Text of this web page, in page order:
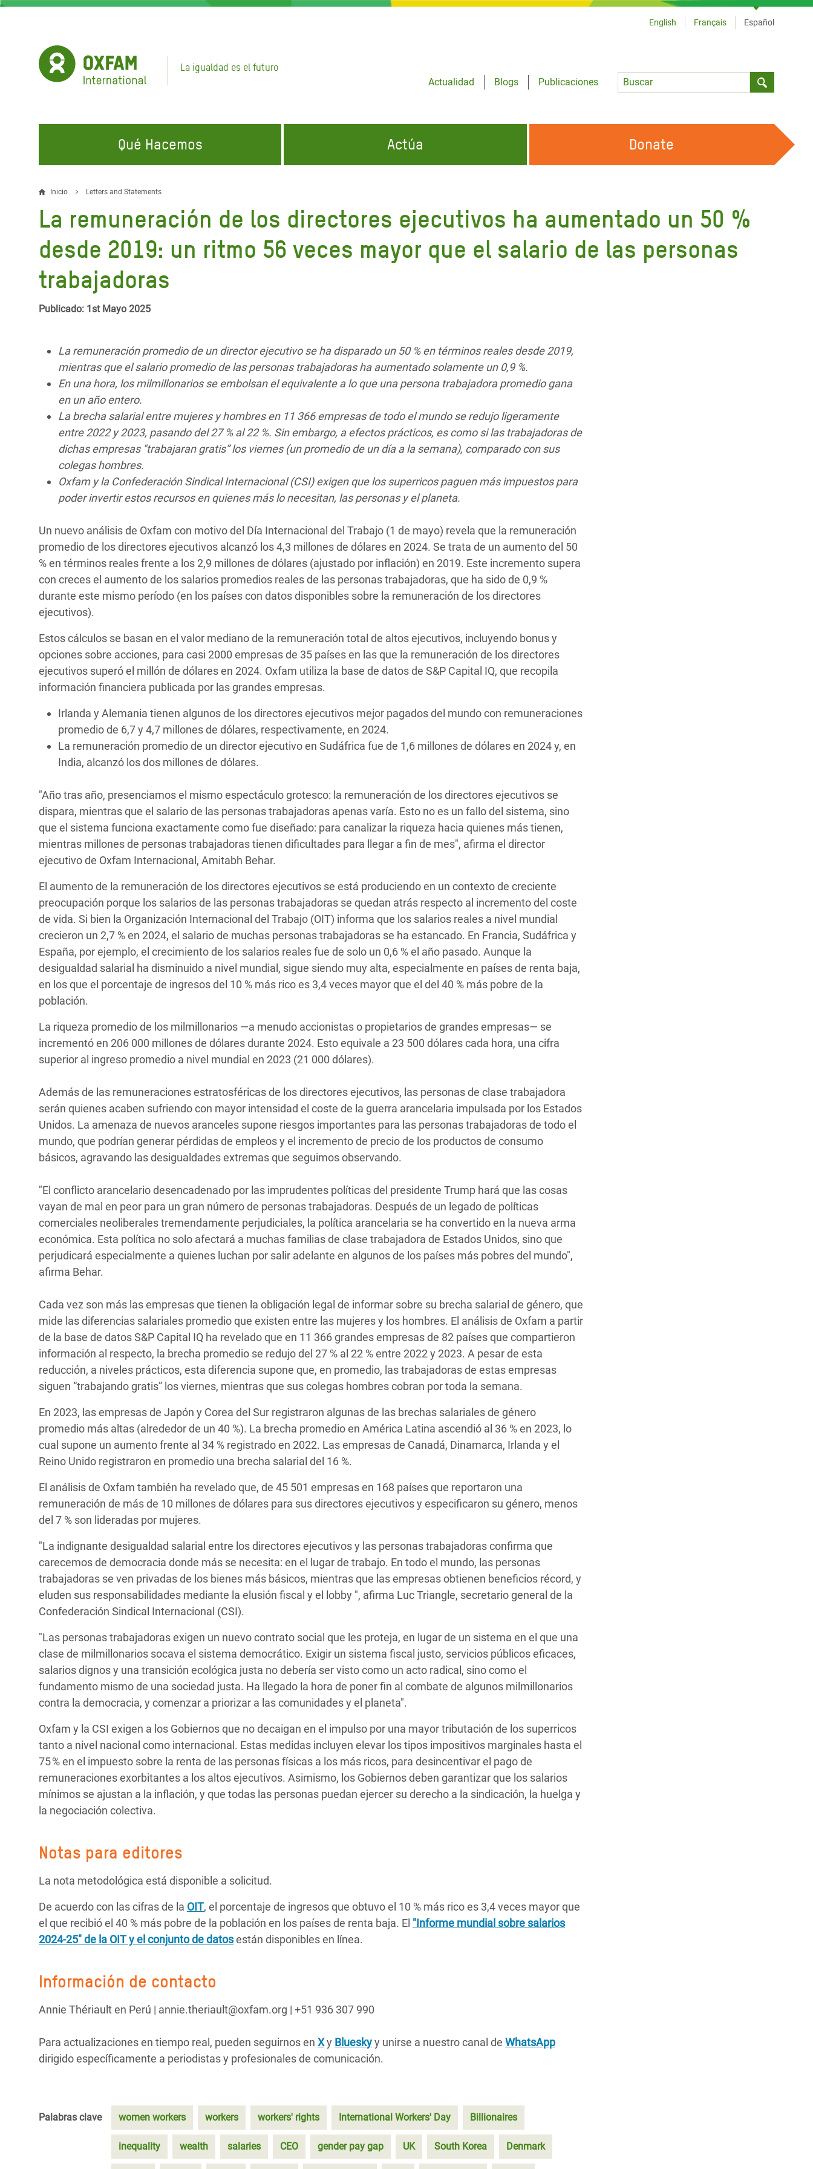
Pasar
La igualdad es el futuro
Actualidad
Blogs
Publicaciones
Language
English Français Español
Qué Hacemos
EN QUÉ TRABAJAMOS
Agua y Servicios de
Saneamiento
Alimentación, Crisis Climática,
y Recursos Naturales
Inequality and Rights in a
Digital Age
Gender, Rights, and Justice
Gaza Crisis Appeal
Llamamiento por la Crisis en
Líbano
Crisis de Refugiados Rohinyá
en Bangladesh
Crisis en Siria
Crisis en Yemen
CONÓCENOS
Actúa
ÚNETE A NUESTRAS CAMPAÑAS
Climate Justice
Hands Off Our Spaces
#ActuaPorElClima
Erradiquemos el Sufrimiento Humano que
¡Basta! Acabemos con las violencias contra
mujeres y niñas
HAZ VOLUNTARIADO
Donate
enlaces
de
ayuda
a
navegación
Inicio Letters and Statements
La remuneración de los directores ejecutivos ha aumentado un 50 %
desde 2019: un ritmo 56 veces mayor que el salario de las personas
trabajadoras
Publicado: 1st Mayo 2025
La remuneración promedio de un director ejecutivo se ha disparado un 50 % en términos reales desde 2019,
mientras que el salario promedio de las personas trabajadoras ha aumentado solamente un 0,9 %.
En una hora, los milmillonarios se embolsan el equivalente a lo que una persona trabajadora promedio gana
en un año entero.
La brecha salarial entre mujeres y hombres en 11 366 empresas de todo el mundo se redujo ligeramente
entre 2022 y 2023, pasando del 27 % al 22 %. Sin embargo, a efectos prácticos, es como si las trabajadoras de
dichas empresas "trabajaran gratis” los viernes (un promedio de un día a la semana), comparado con sus
colegas hombres.
Oxfam y la Confederación Sindical Internacional (CSI) exigen que los superricos paguen más impuestos para
poder invertir estos recursos en quienes más lo necesitan, las personas y el planeta.
Un nuevo análisis de Oxfam con motivo del Día Internacional del Trabajo (1 de mayo) revela que la remuneración
promedio de los directores ejecutivos alcanzó los 4,3 millones de dólares en 2024. Se trata de un aumento del 50
% en términos reales frente a los 2,9 millones de dólares (ajustado por inflación) en 2019. Este incremento supera
con creces el aumento de los salarios promedios reales de las personas trabajadoras, que ha sido de 0,9 %
durante este mismo período (en los países con datos disponibles sobre la remuneración de los directores
ejecutivos).
Estos cálculos se basan en el valor mediano de la remuneración total de altos ejecutivos, incluyendo bonus y
opciones sobre acciones, para casi 2000 empresas de 35 países en las que la remuneración de los directores
ejecutivos superó el millón de dólares en 2024. Oxfam utiliza la base de datos de S&P Capital IQ, que recopila
información financiera publicada por las grandes empresas.
Irlanda y Alemania tienen algunos de los directores ejecutivos mejor pagados del mundo con remuneraciones
promedio de 6,7 y 4,7 millones de dólares, respectivamente, en 2024.
La remuneración promedio de un director ejecutivo en Sudáfrica fue de 1,6 millones de dólares en 2024 y, en
India, alcanzó los dos millones de dólares.
"Año tras año, presenciamos el mismo espectáculo grotesco: la remuneración de los directores ejecutivos se
dispara, mientras que el salario de las personas trabajadoras apenas varía. Esto no es un fallo del sistema, sino
que el sistema funciona exactamente como fue diseñado: para canalizar la riqueza hacia quienes más tienen,
mientras millones de personas trabajadoras tienen dificultades para llegar a fin de mes", afirma el director
ejecutivo de Oxfam Internacional, Amitabh Behar.
El aumento de la remuneración de los directores ejecutivos se está produciendo en un contexto de creciente
preocupación porque los salarios de las personas trabajadoras se quedan atrás respecto al incremento del coste
de vida. Si bien la Organización Internacional del Trabajo (OIT) informa que los salarios reales a nivel mundial
crecieron un 2,7 % en 2024, el salario de muchas personas trabajadoras se ha estancado. En Francia, Sudáfrica y
España, por ejemplo, el crecimiento de los salarios reales fue de solo un 0,6 % el año pasado. Aunque la
desigualdad salarial ha disminuido a nivel mundial, sigue siendo muy alta, especialmente en países de renta baja,
en los que el porcentaje de ingresos del 10 % más rico es 3,4 veces mayor que el del 40 % más pobre de la
población.
La riqueza promedio de los milmillonarios —a menudo accionistas o propietarios de grandes empresas— se
incrementó en 206 000 millones de dólares durante 2024. Esto equivale a 23 500 dólares cada hora, una cifra
superior al ingreso promedio a nivel mundial en 2023 (21 000 dólares).
Además de las remuneraciones estratosféricas de los directores ejecutivos, las personas de clase trabajadora
serán quienes acaben sufriendo con mayor intensidad el coste de la guerra arancelaria impulsada por los Estados
Unidos. La amenaza de nuevos aranceles supone riesgos importantes para las personas trabajadoras de todo el
mundo, que podrían generar pérdidas de empleos y el incremento de precio de los productos de consumo
básicos, agravando las desigualdades extremas que seguimos observando.
"El conflicto arancelario desencadenado por las imprudentes políticas del presidente Trump hará que las cosas
vayan de mal en peor para un gran número de personas trabajadoras. Después de un legado de políticas
comerciales neoliberales tremendamente perjudiciales, la política arancelaria se ha convertido en la nueva arma
económica. Esta política no solo afectará a muchas familias de clase trabajadora de Estados Unidos, sino que
perjudicará especialmente a quienes luchan por salir adelante en algunos de los países más pobres del mundo",
afirma Behar.
Cada vez son más las empresas que tienen la obligación legal de informar sobre su brecha salarial de género, que
mide las diferencias salariales promedio que existen entre las mujeres y los hombres. El análisis de Oxfam a partir
de la base de datos S&P Capital IQ ha revelado que en 11 366 grandes empresas de 82 países que compartieron
información al respecto, la brecha promedio se redujo del 27 % al 22 % entre 2022 y 2023. A pesar de esta
reducción, a niveles prácticos, esta diferencia supone que, en promedio, las trabajadoras de estas empresas
siguen “trabajando gratis” los viernes, mientras que sus colegas hombres cobran por toda la semana.
En 2023, las empresas de Japón y Corea del Sur registraron algunas de las brechas salariales de género
promedio más altas (alrededor de un 40 %). La brecha promedio en América Latina ascendió al 36 % en 2023, lo
cual supone un aumento frente al 34 % registrado en 2022. Las empresas de Canadá, Dinamarca, Irlanda y el
Reino Unido registraron en promedio una brecha salarial del 16 %.
El análisis de Oxfam también ha revelado que, de 45 501 empresas en 168 países que reportaron una
remuneración de más de 10 millones de dólares para sus directores ejecutivos y especificaron su género, menos
del 7 % son lideradas por mujeres.
"La indignante desigualdad salarial entre los directores ejecutivos y las personas trabajadoras confirma que
carecemos de democracia donde más se necesita: en el lugar de trabajo. En todo el mundo, las personas
trabajadoras se ven privadas de los bienes más básicos, mientras que las empresas obtienen beneficios récord, y
eluden sus responsabilidades mediante la elusión fiscal y el lobby ", afirma Luc Triangle, secretario general de la
Confederación Sindical Internacional (CSI).
"Las personas trabajadoras exigen un nuevo contrato social que les proteja, en lugar de un sistema en el que una
clase de milmillonarios socava el sistema democrático. Exigir un sistema fiscal justo, servicios públicos eficaces,
salarios dignos y una transición ecológica justa no debería ser visto como un acto radical, sino como el
fundamento mismo de una sociedad justa. Ha llegado la hora de poner fin al combate de algunos milmillonarios
contra la democracia, y comenzar a priorizar a las comunidades y el planeta".
Oxfam y la CSI exigen a los Gobiernos que no decaigan en el impulso por una mayor tributación de los superricos
tanto a nivel nacional como internacional. Estas medidas incluyen elevar los tipos impositivos marginales hasta el
75 % en el impuesto sobre la renta de las personas físicas a los más ricos, para desincentivar el pago de
remuneraciones exorbitantes a los altos ejecutivos. Asimismo, los Gobiernos deben garantizar que los salarios
mínimos se ajustan a la inflación, y que todas las personas puedan ejercer su derecho a la sindicación, la huelga y
la negociación colectiva.
Notas para editores
La nota metodológica está disponible a solicitud.
De acuerdo con las cifras de la OIT, el porcentaje de ingresos que obtuvo el 10 % más rico es 3,4 veces mayor que
el que recibió el 40 % más pobre de la población en los países de renta baja. El "Informe mundial sobre salarios
2024-25" de la OIT y el conjunto de datosestán disponibles en línea.
Información de contacto
Annie Thériault en Perú | annie.theriault@oxfam.org | +51 936 307 990
Para actualizaciones en tiempo real, pueden seguirnos en Xy Blueskyy unirse a nuestro canal de WhatsApp
dirigido específicamente a periodistas y profesionales de comunicación.
Palabras clave women workers workers workers' rights International Workers' Day Billionaires
inequality wealth salaries CEO gender pay gap UK South Korea Denmark